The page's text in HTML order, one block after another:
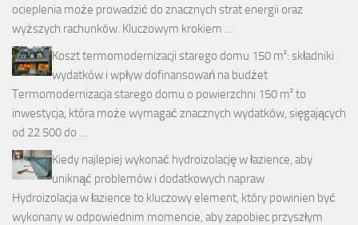
ocieplenia może prowadzić do znacznych strat energii oraz
wyższych rachunków. Kluczowym krokiem …
Koszt termomodernizacji starego domu 150 m²: składniki
wydatków i wpływ dofinansowań na budżet
Termomodernizacja starego domu o powierzchni 150 m² to
inwestycja, która może wymagać znacznych wydatków, sięgających
od 22 500 do …
Kiedy najlepiej wykonać hydroizolację w łazience, aby
uniknąć problemów i dodatkowych napraw
Hydroizolacja w łazience to kluczowy element, który powinien być
wykonany w odpowiednim momencie, aby zapobiec przyszłym